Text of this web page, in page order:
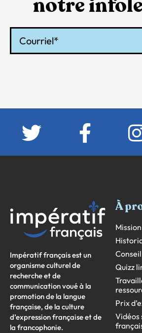
Impératif français est un
organisme culturel de
recherche et de
communication voué à la
promotion de la langue
française, de la culture
d’expression française et de
la francophonie.
À
Mission
Quizz
Prix
Vidéos